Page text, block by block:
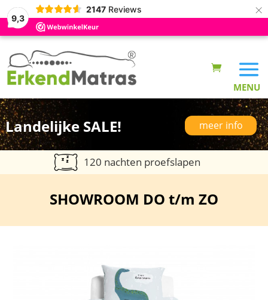
9,3
2147 Reviews ×
Landelijke SALE! meer info
120 nachten proefslapen
SHOWROOM DO t/m ZO